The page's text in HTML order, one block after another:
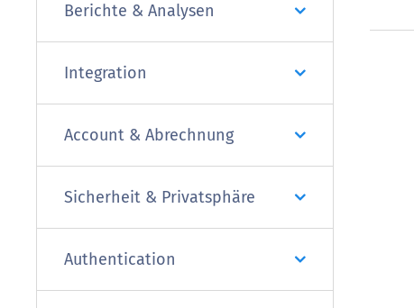
Berichte & Analysen
Integration
Account & Abrechnung
Sicherheit & Privatsphäre
Authentication